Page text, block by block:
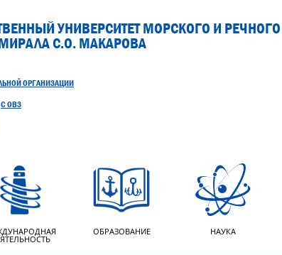
УНИВЕРСИТЕТ МОРСКОГО И
С.О. МАКАРОВА
ОРГАНИЗАЦИИ
ОВЗ
ОБРАЗОВАНИЕ НАУКА